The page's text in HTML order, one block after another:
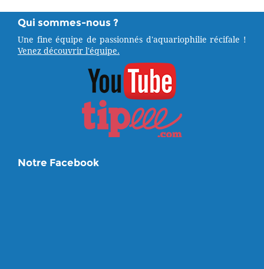
Qui sommes-nous ?
Une fine équipe de passionnés d'aquariophilie récifale !
Venez découvrir l'équipe.
Notre Facebook